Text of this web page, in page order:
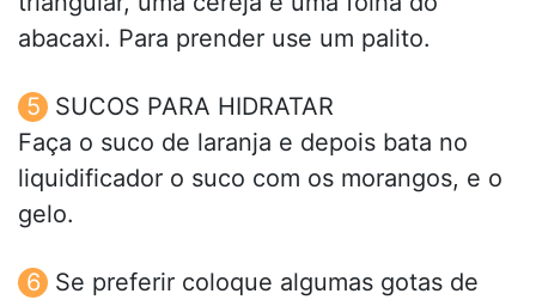
abacaxi. Para prender use um palito.
SUCOS PARA HIDRATAR
Faça o suco de laranja e depois bata no
liquidificador o suco com os morangos, e o
gelo.
Se preferir coloque algumas gotas de